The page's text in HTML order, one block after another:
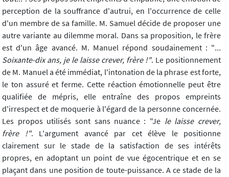
perception de la souffrance d'autrui, en l'occurrence de celle
d'un membre de sa famille. M. Samuel décide de proposer une
autre variante au dilemme moral. Dans sa proposition, le frère
est d'un âge avancé. M. Manuel répond soudainement : "...
Soixante-dix ans, je le laisse crever, frère !". Le positionnement
de M. Manuel a été immédiat, l'intonation de la phrase est forte,
le ton assuré et ferme. Cette réaction émotionnelle peut être
qualifiée de mépris, elle entraîne des propos empreints
d'irrespect et de moquerie à l'égard de la personne concernée.
Les propos utilisés sont sans nuance : "Jele laisse crever,
frère !". L'argument avancé par cet élève le positionne
clairement sur le stade de la satisfaction de ses intérêts
propres, en adoptant un point de vue égocentrique et en se
plaçant dans une position de toute-puissance. A ce stade de la